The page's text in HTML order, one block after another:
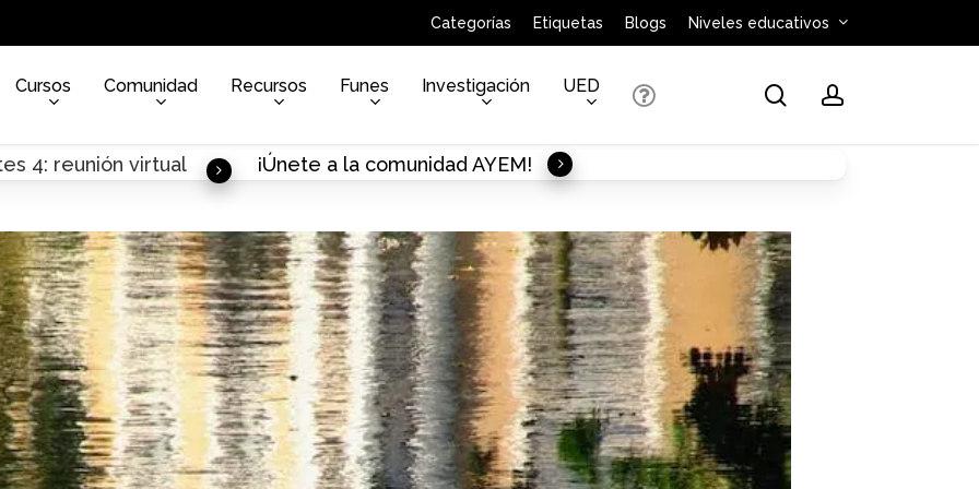
Categorías Etiquetas Blogs Niveles educativos
Cursos Comunidad Recursos Funes Investigación UED searchaccount
4: reunión virtual ¡Únete a la comunidad AYEM!